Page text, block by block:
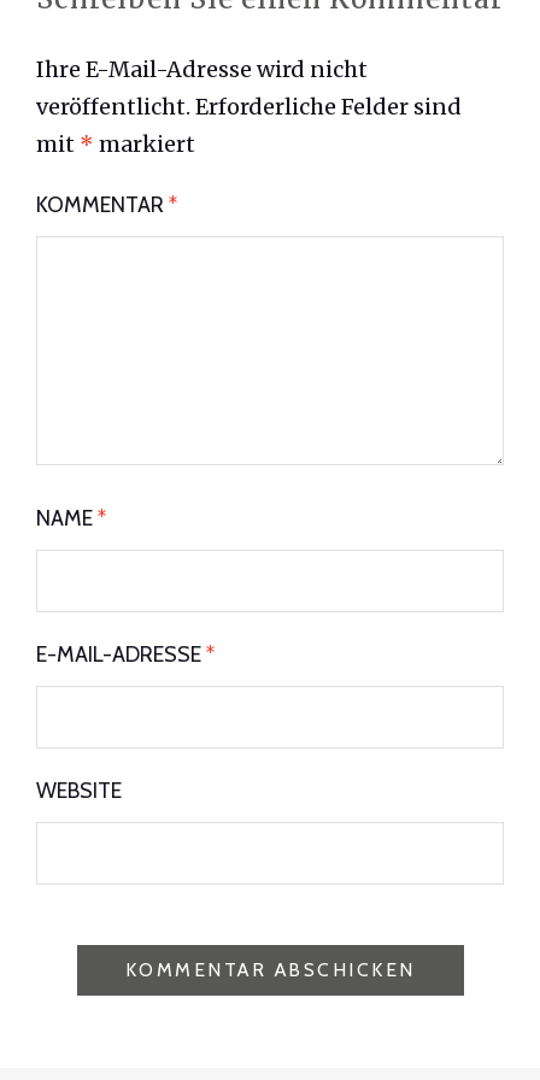
Ihre E-Mail-Adresse wird nicht
veröffentlicht. Erforderliche Felder sind
mit * markiert
KOMMENTAR *
NAME*
E-MAIL-ADRESSE*
WEBSITE